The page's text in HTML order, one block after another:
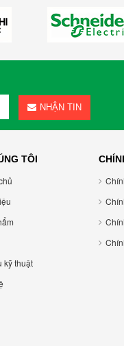
NHẬN TIN
TÔI
kỹ thuật